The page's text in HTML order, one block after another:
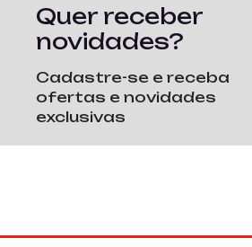
Quer receber
novidades?
Cadastre-se e receba
ofertas e novidades
exclusivas